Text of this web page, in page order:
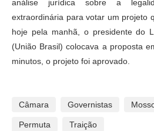
análise jurídica sobre a
extraordinária para votar um projeto
hoje pela manhã, o presidente do
(União Brasil) colocava a proposta
minutos, o projeto foi aprovado.
Câmara Governistas
Permuta Traição